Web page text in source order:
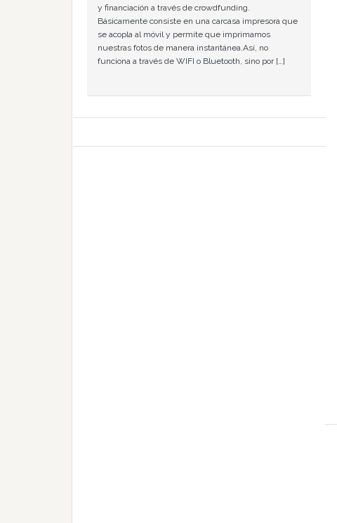
y financiación a través de crowdfunding.
Básicamente consiste en una carcasa impresora que
se acopla al móvil y permite que imprimamos
nuestras fotos de manera instantánea.Así, no
funciona a través de WIFI o Bluetooth, sino por […]